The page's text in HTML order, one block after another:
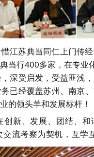
江苏典当同仁上门传
当行400多家，在专
深受启发，受益匪浅
已经覆盖苏州、南京
的领头羊和发展标杆！
创新、发展、团结、和
流考察为契机，互